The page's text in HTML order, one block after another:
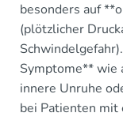
besonders auf
(plötzlicher
Symptome** wie
innere Unruhe
bei Patienten mit